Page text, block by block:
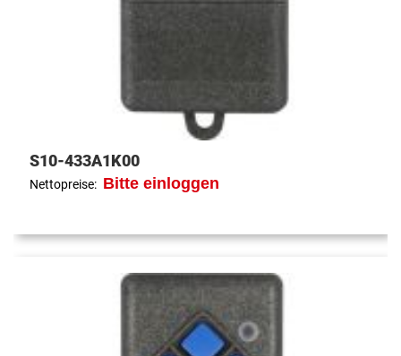
S10-433A1K00
Nettopreise: Bitte einloggen